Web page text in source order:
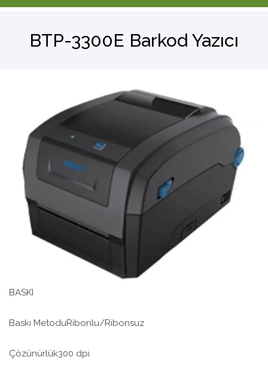
BTP-3300E Barkod Yazıcı
BASKI
Baskı MetoduRibonlu/Ribonsuz
Çözünürlük300 dpi